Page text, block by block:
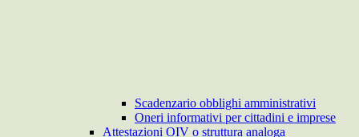
Scadenzario obblighi amministrativi
Oneri informativi per cittadini e imprese
Attestazioni OIV o struttura analoga